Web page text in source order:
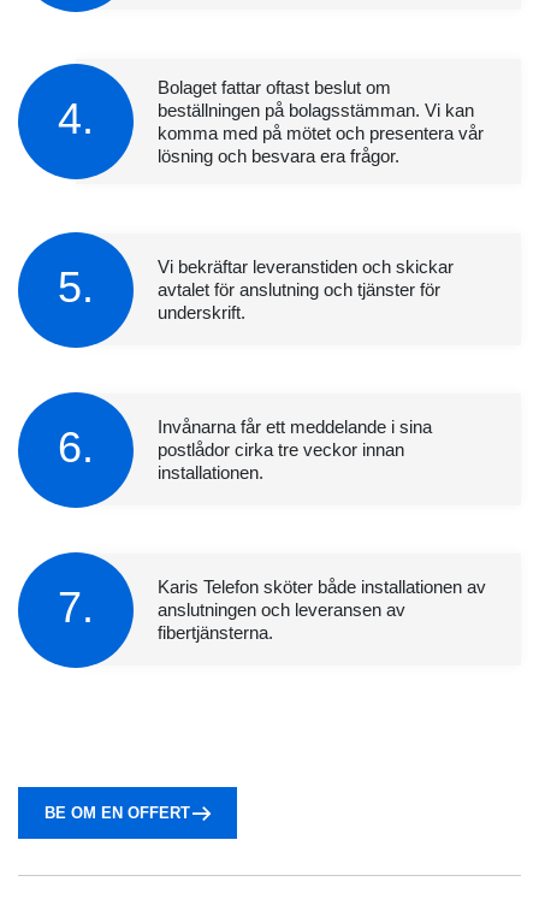
4.
Bolaget fattar oftast beslut om
beställningen på bolagsstämman. Vi kan
komma med på mötet och presentera vår
lösning och besvara era frågor.
5.
Vi bekräftar leveranstiden och skickar
avtalet för anslutning och tjänster för
underskrift.
6.
Invånarna får ett meddelande i sina
postlådor cirka tre veckor innan
installationen.
7.
Karis Telefon sköter både installationen av
anslutningen och leveransen av
fibertjänsterna.
BE OM EN OFFERT